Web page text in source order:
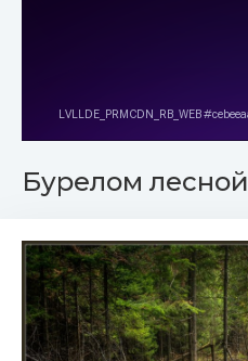
Бурелом лесной